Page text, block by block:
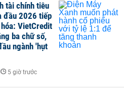
tài chính tiêu
đầu 2026 tiếp
VietCredit
ba chữ số,
ngành 'hụt
5 giờ trước